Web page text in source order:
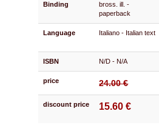
Binding
bross. ill. -
paperback
Language Italiano - Italian text
ISBN N/D - N/A
price 24.00 €
discount price 15.60 €